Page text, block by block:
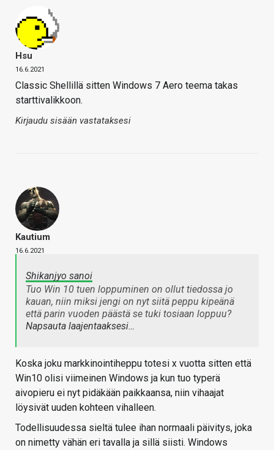
Hsu
16.6.2021
Classic Shellillä sitten Windows 7 Aero teema takas
starttivalikkoon.
Kirjaudu sisään vastataksesi
Kautium
16.6.2021
Shikanjyo sanoi
Tuo Win 10 tuen loppuminen on ollut tiedossa jo
kauan, niin miksi jengi on nyt siitä peppu kipeänä
että parin vuoden päästä se tuki tosiaan loppuu?
Napsauta laajentaaksesi…
Koska joku markkinointiheppu totesi x vuotta sitten että
Win10 olisi viimeinen Windows ja kun tuo typerä
aivopieru ei nyt pidäkään paikkaansa, niin vihaajat
löysivät uuden kohteen vihalleen.
Todellisuudessa sieltä tulee ihan normaali päivitys, joka
on nimetty vähän eri tavalla ja sillä siisti. Windows